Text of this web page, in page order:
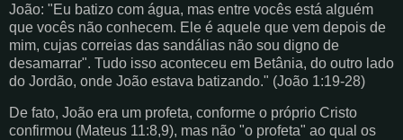
João: "Eu batizo com água, mas entre vocês está alguém
que vocês não conhecem. Ele é aquele que vem depois de
mim, cujas correias das sandálias não sou digno de
desamarrar". Tudo isso aconteceu em Betânia, do outro lado
do Jordão, onde João estava batizando." (João 1:19-28)
De fato, João era um profeta, conforme o próprio Cristo
confirmou (Mateus 11:8,9), mas não "o profeta" ao qual os